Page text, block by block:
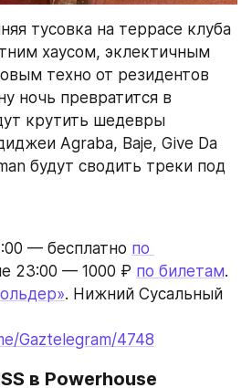
тусовка на террасе клуба
хаусом, эклектичным
техно от резидентов
ночь превратится в
крутить шедевры
Agraba, Baje, Give Da
будут сводить треки под
— бесплатно по
23:00 — 1000 ₽ по билетам.
. Нижний Сусальный
Gaztelegram/4748
в Powerhouse